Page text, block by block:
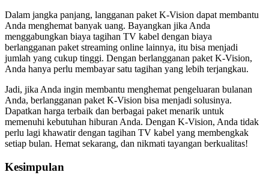
Dalam jangka panjang, langganan paket K-Vision dapat membantu
Anda menghemat banyak uang. Bayangkan jika Anda
menggabungkan biaya tagihan TV kabel dengan biaya
berlangganan paket streaming online lainnya, itu bisa menjadi
jumlah yang cukup tinggi. Dengan berlangganan paket K-Vision,
Anda hanya perlu membayar satu tagihan yang lebih terjangkau.
Jadi, jika Anda ingin membantu menghemat pengeluaran bulanan
Anda, berlangganan paket K-Vision bisa menjadi solusinya.
Dapatkan harga terbaik dan berbagai paket menarik untuk
memenuhi kebutuhan hiburan Anda. Dengan K-Vision, Anda tidak
perlu lagi khawatir dengan tagihan TV kabel yang membengkak
setiap bulan. Hemat sekarang, dan nikmati tayangan berkualitas!
Kesimpulan